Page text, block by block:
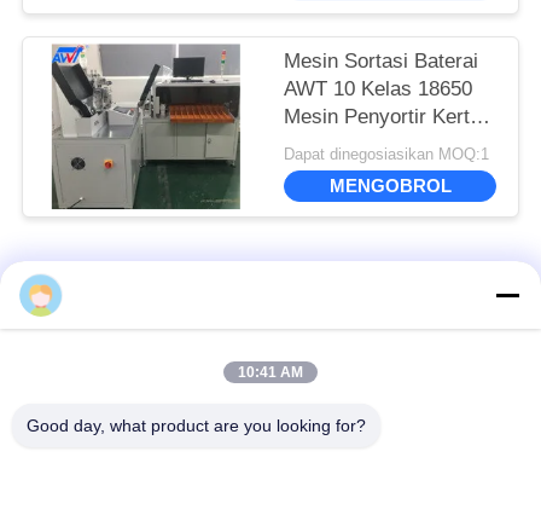
Mesin Sortasi Baterai
AWT 10 Kelas 18650
Mesin Penyortir Kertas
Isolasi
Dapat dinegosiasikan MOQ:1
MENGOBROL
18650 Baterai Spot
10:41 AM
Good day, what product are you looking for?